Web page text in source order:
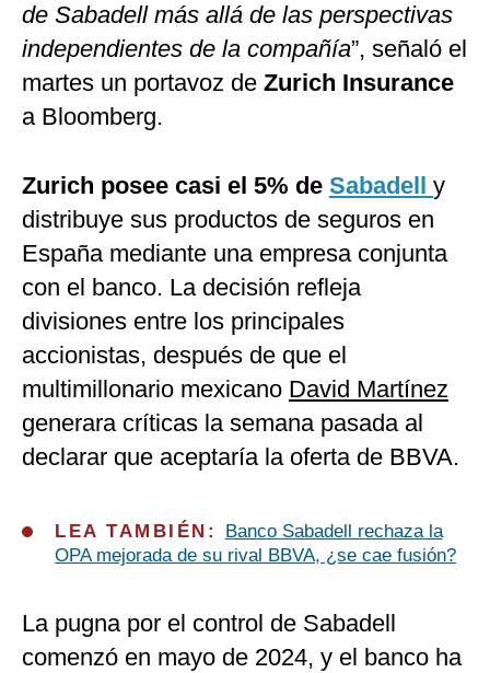
de Sabadell más allá de las perspectivas
independientes de la compañía”, señaló el
martes un portavoz de Zurich Insurance
a Bloomberg.
Zurich posee casi el 5% de Sabadell y
distribuye sus productos de seguros en
España mediante una empresa conjunta
con el banco. La decisión refleja
divisiones entre los principales
accionistas, después de que el
multimillonario mexicano David Martínez
generara críticas la semana pasada al
declarar que aceptaría la oferta de BBVA.
LEA TAMBIÉN:
Banco Sabadell rechaza la
OPA mejorada de su rival BBVA, ¿se cae fusión?
La pugna por el control de Sabadell
comenzó en mayo de 2024, y el banco ha